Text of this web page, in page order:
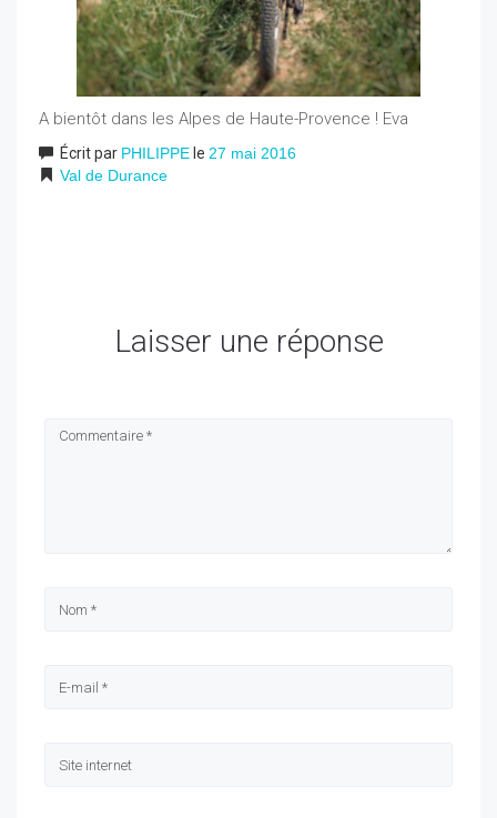
A bientôt dans les Alpes de Haute-Provence ! Eva
Écrit par PHILIPPE le 27 mai 2016
Val de Durance
Laisser une réponse